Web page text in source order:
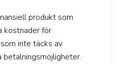
produkt som
kostnader för
inte täcks av
betalningsmöjligheter.